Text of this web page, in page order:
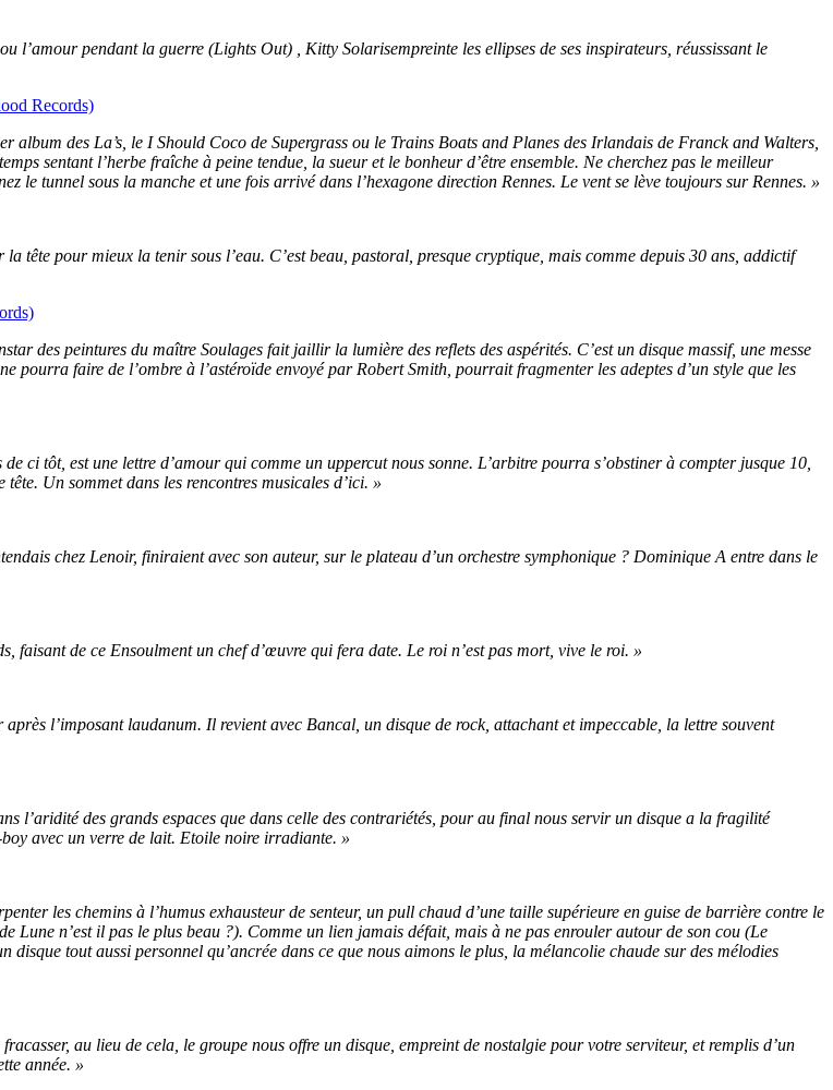
l’amour pendant la guerre (Lights Out) , Kitty Solarisempreinte les ellipses de ses inspirateurs, réussissant le
Records)
des La’s, le I Should Coco de Supergrass ou le Trains Boats and Planes des Irlandais de Franck and Walters,
sentant l’herbe fraîche à peine tendue, la sueur et le bonheur d’être ensemble. Ne cherchez pas le meilleur
le tunnel sous la manche et une fois arrivé dans l’hexagone direction Rennes. Le vent se lève toujours sur Rennes. »
tête pour mieux la tenir sous l’eau. C’est beau, pastoral, presque cryptique, mais comme depuis 30 ans, addictif
des peintures du maître Soulages fait jaillir la lumière des reflets des aspérités. C’est un disque massif, une messe
faire de l’ombre à l’astéroïde envoyé par Robert Smith, pourrait fragmenter les adeptes d’un style que les
ci tôt, est une lettre d’amour qui comme un uppercut nous sonne. L’arbitre pourra s’obstiner à compter jusque 10,
Un sommet dans les rencontres musicales d’ici. »
chez Lenoir, finiraient avec son auteur, sur le plateau d’un orchestre symphonique ? Dominique A entre dans le
de ce Ensoulment un chef d’œuvre qui fera date. Le roi n’est pas mort, vive le roi. »
l’imposant laudanum. Il revient avec Bancal, un disque de rock, attachant et impeccable, la lettre souvent
l’aridité des grands espaces que dans celle des contrariétés, pour au final nous servir un disque a la fragilité
avec un verre de lait. Etoile noire irradiante. »
les chemins à l’humus exhausteur de senteur, un pull chaud d’une taille supérieure en guise de barrière contre le
Lune n’est il pas le plus beau ?). Comme un lien jamais défait, mais à ne pas enrouler autour de son cou (Le
tout aussi personnel qu’ancrée dans ce que nous aimons le plus, la mélancolie chaude sur des mélodies
au lieu de cela, le groupe nous offre un disque, empreint de nostalgie pour votre serviteur, et remplis d’un
année. »